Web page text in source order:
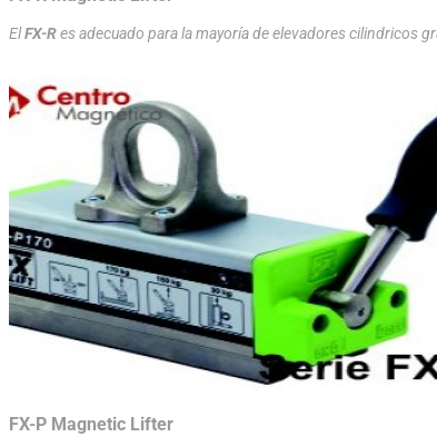
ElFX-Res adecuado para la mayoría de elevadores cilindricos
FX-P Magnetic Lifter